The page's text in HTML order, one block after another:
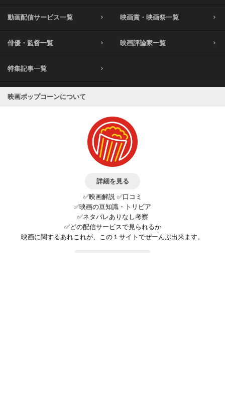
動画配信サービス一覧 映画賞・映画祭一覧
俳優・監督一覧 映画評論家一覧
特集記事一覧
映画ポップコーンについて
詳細を見る
✅映画解説 ✅口コミ
✅映画の豆知識・トリビア
✅ネタバレありなし考察
✅どの配信サービスで見られるか
映画に関するあれこれが、この１サイトでぜーんぶ出来ます。